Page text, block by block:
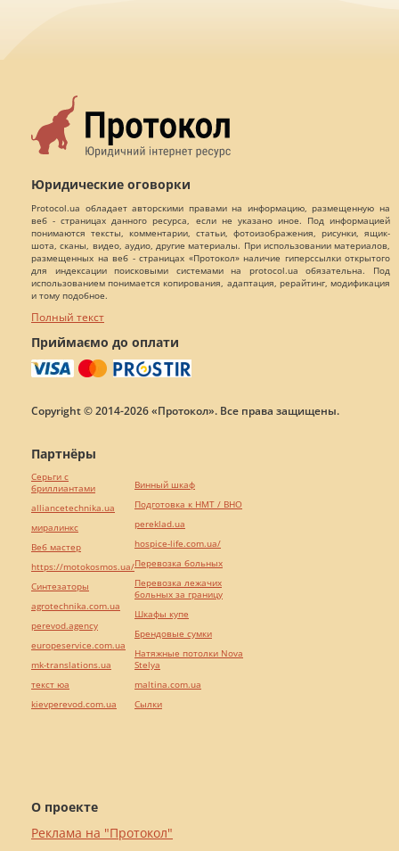
Юридические оговорки
Protocol.ua обладает авторскими правами на информацию, размещенную на
веб - страницах данного ресурса, если не указано иное. Под информацией
понимаются тексты, комментарии, статьи, фотоизображения, рисунки, ящик-
шота, сканы, видео, аудио, другие материалы. При использовании материалов,
размещенных на веб - страницах «Протокол» наличие гиперссылки открытого
для индексации поисковыми системами на protocol.ua обязательна. Под
использованием понимается копирования, адаптация, рерайтинг, модификация
и тому подобное.
Полный текст
Приймаємо до оплати
Copyright © 2014-2026 «Протокол». Все права защищены.
О проекте
Реклама на "Протокол"
Партнёры
Серьги с
бриллиантами
alliancetechnika.ua
миралинкс
Веб мастер
https://motokosmos.ua/
Синтезаторы
agrotechnika.com.ua
perevod.agency
europeservice.com.ua
mk-translations.ua
текст юа
kievperevod.com.ua
Винный шкаф
Подготовка к НМТ / ВНО
pereklad.ua
hospice-life.com.ua/
Перевозка больных
Перевозка лежачих
больных за границу
Шкафы купе
Брендовые сумки
Натяжные потолки Nova
Stelya
maltina.com.ua
Cылки